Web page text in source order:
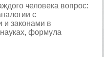
человека вопрос:
с
законами в
формула